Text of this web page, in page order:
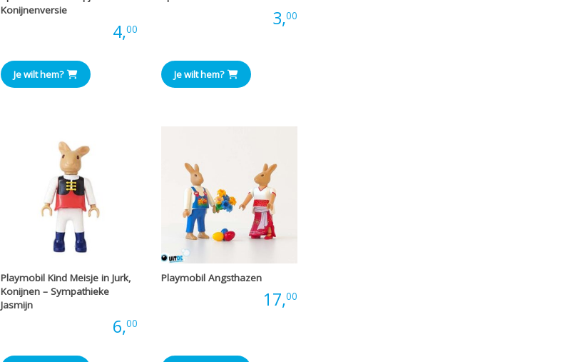
Konijnenversie
4,00
Je wilt hem?
3,00
Je wilt hem?
Playmobil Kind Meisje in Jurk,
Konijnen – Sympathieke
Jasmijn
6,00
Playmobil Angsthazen
17,00